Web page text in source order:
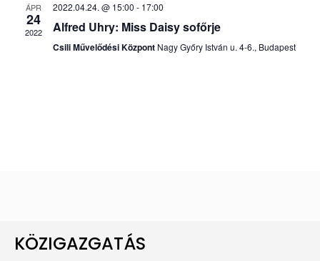
ÁPR
24
2022
2022.04.24. @ 15:00 - 17:00
Alfred Uhry: Miss Daisy sofőrje
Csili Művelődési Központ Nagy Győry István u. 4-6., Budapest
KÖZIGAZGATÁS